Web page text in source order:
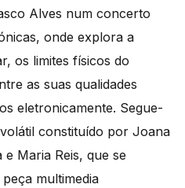
Alves num concerto
onde explora a
os limites físicos do
as suas qualidades
eletronicamente. Segue-
constituído por Joana
Maria Reis, que se
multimedia